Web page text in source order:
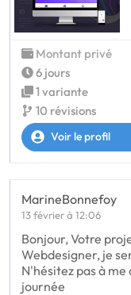
Montant privé
6 jours
1 variante
10 révisions
Voir le profil
MarineBonnefoy
13 février à 12:06
Bonjour, Votre
Webdesigner, je
N'hésitez pas à
journée